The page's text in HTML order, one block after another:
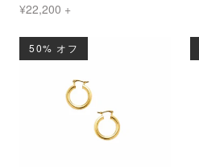
¥22,200 +
50% オフ